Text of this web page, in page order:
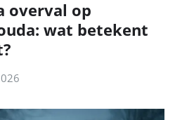
overval op
wat betekent